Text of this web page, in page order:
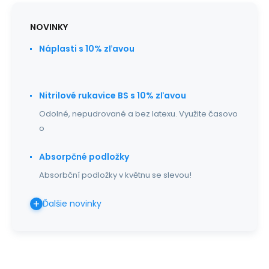
NOVINKY
Náplasti s 10% zľavou
Nitrilové rukavice BS s 10% zľavou
Odolné, nepudrované a bez latexu. Využite časovo
o
Absorpčné podložky
Absorbční podložky v květnu se slevou!
Ďalšie novinky